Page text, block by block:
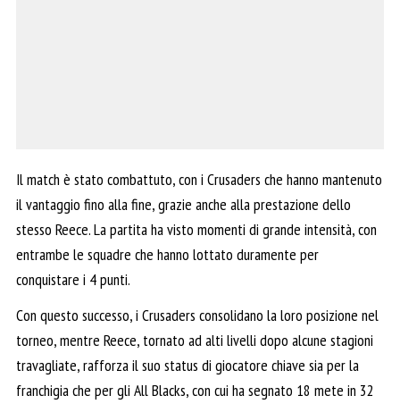
Il match è stato combattuto, con i Crusaders che hanno mantenuto
il vantaggio fino alla fine, grazie anche alla prestazione dello
stesso Reece. La partita ha visto momenti di grande intensità, con
entrambe le squadre che hanno lottato duramente per
conquistare i 4 punti.
Con questo successo, i Crusaders consolidano la loro posizione nel
torneo, mentre Reece, tornato ad alti livelli dopo alcune stagioni
travagliate, rafforza il suo status di giocatore chiave sia per la
franchigia che per gli All Blacks, con cui ha segnato 18 mete in 32